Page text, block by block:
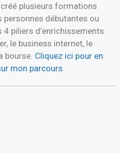
plusieurs formations
personnes débutantes ou
piliers d’enrichissements
le business internet, le
bourse. Cliquez ici pour en
mon parcours